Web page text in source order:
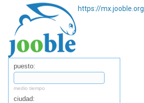
https://mx.jooble.org
puesto:
medio tiempo
ciudad: